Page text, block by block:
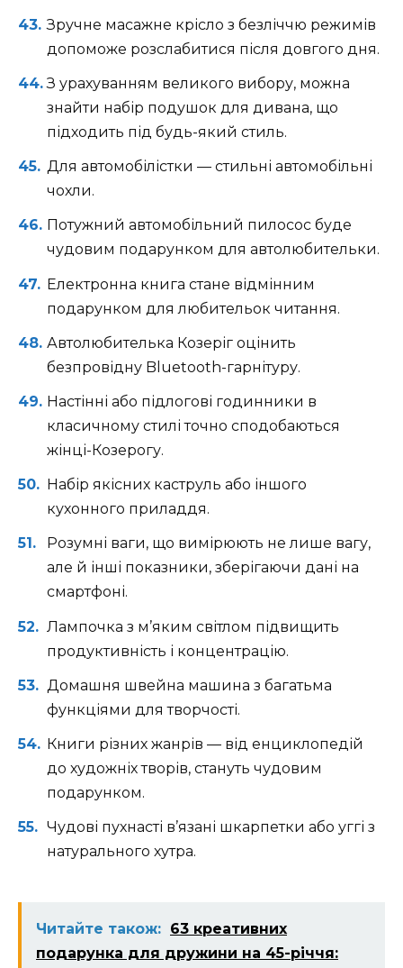
Зручне масажне крісло з безліччю режимів
допоможе розслабитися після довгого дня.
З урахуванням великого вибору, можна
знайти набір подушок для дивана, що
підходить під будь-який стиль.
Для автомобілістки — стильні автомобільні
чохли.
Потужний автомобільний пилосос буде
чудовим подарунком для автолюбительки.
Електронна книга стане відмінним
подарунком для любительок читання.
Автолюбителька Козеріг оцінить
безпровідну Bluetooth-гарнітуру.
Настінні або підлогові годинники в
класичному стилі точно сподобаються
жінці-Козерогу.
Набір якісних каструль або іншого
кухонного приладдя.
Розумні ваги, що вимірюють не лише вагу,
але й інші показники, зберігаючи дані на
смартфоні.
Лампочка з м’яким світлом підвищить
продуктивність і концентрацію.
Домашня швейна машина з багатьма
функціями для творчості.
Книги різних жанрів — від енциклопедій
до художніх творів, стануть чудовим
подарунком.
Чудові пухнасті в’язані шкарпетки або уггі з
натурального хутра.
Читайте також: 63 креативних
подарунка для дружини на 45-річчя: